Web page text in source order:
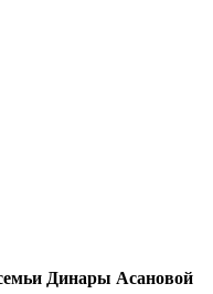
Динары Асановой